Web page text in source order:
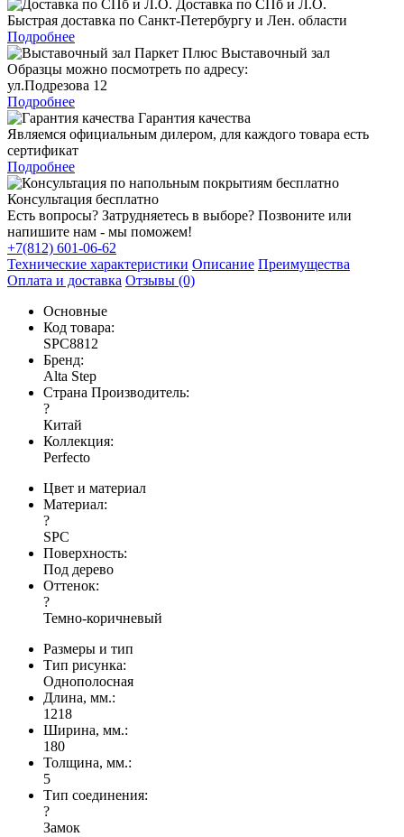
Доставка по СПб и Л.О.
Быстрая доставка по Санкт-Петербургу и Лен. области
Подробнее
Выставочный зал
Образцы можно посмотреть по адресу:
ул.Подрезова 12
Подробнее
Гарантия качества
Являемся официальным дилером, для каждого товара есть
сертификат
Подробнее
Консультация бесплатно
Есть вопросы? Затрудняетесь в выборе? Позвоните или
напишите нам - мы поможем!
+7(812) 601-06-62
Технические характеристики Описание Преимущества
Оплата и доставка Отзывы (0)
Основные
Код товара:
SPC8812
Бренд:
Alta Step
Страна Производитель:
?
Китай
Коллекция:
Perfecto
Цвет и материал
Материал:
?
SPC
Поверхность:
Под дерево
Оттенок:
?
Темно-коричневый
Размеры и тип
Тип рисунка:
Однополосная
Длина, мм.:
1218
Ширина, мм.:
180
Толщина, мм.:
5
Тип соединения:
?
Замок